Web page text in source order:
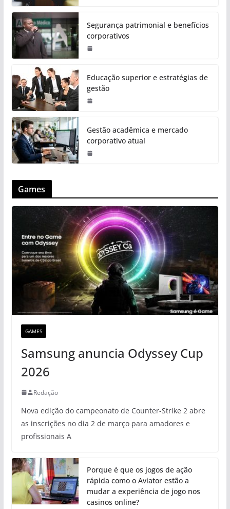
Segurança patrimonial e benefícios
corporativos
Educação superior e estratégias de
gestão
Gestão acadêmica e mercado
corporativo atual
Games
GAMES
Samsung anuncia Odyssey Cup
2026
Redação
Nova edição do campeonato de Counter-Strike 2 abre
as inscrições no dia 2 de março para amadores e
profissionais A
Porque é que os jogos de ação
rápida como o Aviator estão a
mudar a experiência de jogo nos
casinos online?